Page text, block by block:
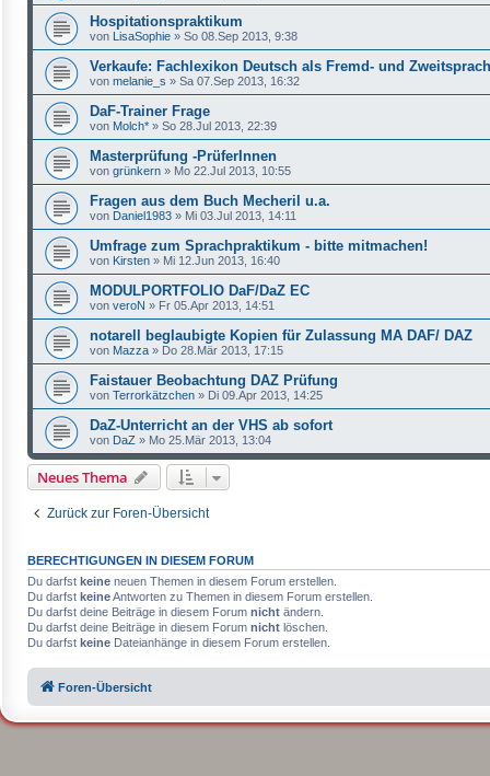
Hospitationspraktikum
von LisaSophie » So 08.Sep 2013, 9:38
Verkaufe: Fachlexikon Deutsch als Fremd- und
von melanie_s » Sa 07.Sep 2013, 16:32
DaF-Trainer Frage
von Molch* » So 28.Jul 2013, 22:39
Masterprüfung -PrüferInnen
von grünkern » Mo 22.Jul 2013, 10:55
Fragen aus dem Buch Mecheril u.a.
von Daniel1983 » Mi 03.Jul 2013, 14:11
Umfrage zum Sprachpraktikum - bitte mitmachen!
von Kirsten » Mi 12.Jun 2013, 16:40
MODULPORTFOLIO DaF/DaZ EC
von veroN » Fr 05.Apr 2013, 14:51
notarell beglaubigte Kopien für Zulassung MA DAF/ DAZ
von Mazza » Do 28.Mär 2013, 17:15
Faistauer Beobachtung DAZ Prüfung
von Terrorkätzchen » Di 09.Apr 2013, 14:25
DaZ-Unterricht an der VHS ab sofort
von DaZ » Mo 25.Mär 2013, 13:04
Neues Thema
Zurück zur Foren-Übersicht
BERECHTIGUNGEN IN DIESEM FORUM
Du darfst keine neuen Themen in diesem Forum erstellen.
Du darfst keineAntworten zu Themen in diesem Forum erstellen.
Du darfst deine Beiträge in diesem Forum nicht ändern.
Du darfst deine Beiträge in diesem Forum nicht löschen.
Du darfst keine Dateianhänge in diesem Forum erstellen.
Foren-Übersicht